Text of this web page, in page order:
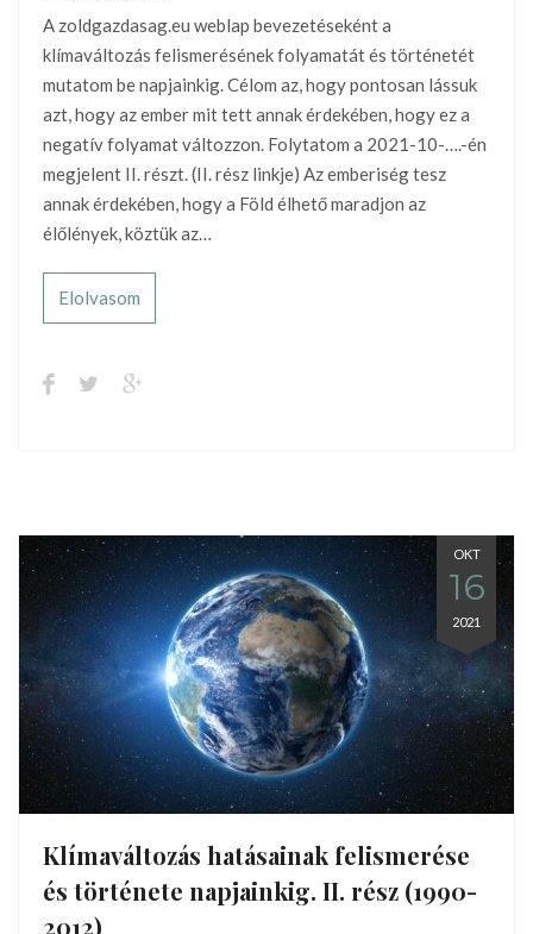
A zoldgazdasag.eu weblap bevezetéseként a
klímaváltozás felismerésének folyamatát és történetét
mutatom be napjainkig. Célom az, hogy pontosan lássuk
azt, hogy az ember mit tett annak érdekében, hogy ez a
negatív folyamat változzon. Folytatom a 2021-10-….-én
megjelent II. részt. (II. rész linkje) Az emberiség tesz
annak érdekében, hogy a Föld élhető maradjon az
élőlények, köztük az…
Elolvasom
OKT
16
2021
Klímaváltozás hatásainak felismerése
és története napjainkig. II. rész (1990-
2012)